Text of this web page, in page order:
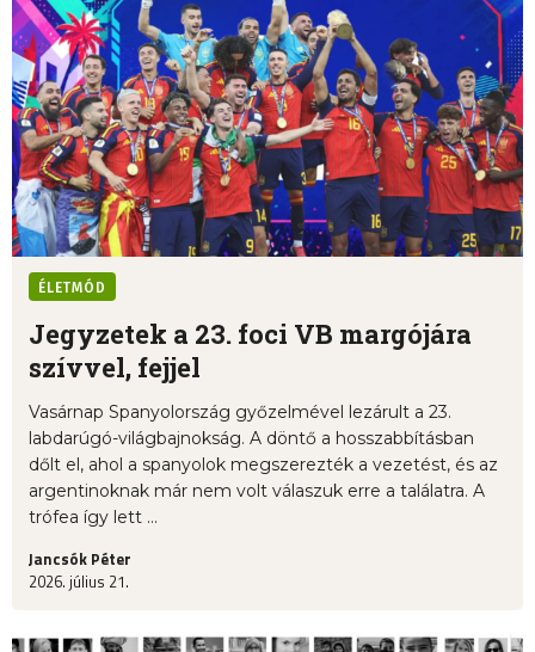
ÉLETMÓD
Jegyzetek a 23. foci VB margójára
szívvel, fejjel
Vasárnap Spanyolország győzelmével lezárult a 23.
labdarúgó-világbajnokság. A döntő a hosszabbításban
dőlt el, ahol a spanyolok megszerezték a vezetést, és az
argentinoknak már nem volt válaszuk erre a találatra. A
trófea így lett ...
Jancsók Péter
2026. július 21.